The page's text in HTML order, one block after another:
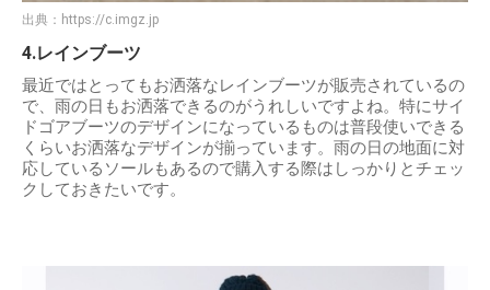
出典： https://c.imgz.jp
4.レインブーツ
最近ではとってもお洒落なレインブーツが販売されているの
で、雨の日もお洒落できるのがうれしいですよね。特にサイ
ドゴアブーツのデザインになっているものは普段使いできる
くらいお洒落なデザインが揃っています。雨の日の地面に対
応しているソールもあるので購入する際はしっかりとチェッ
クしておきたいです。